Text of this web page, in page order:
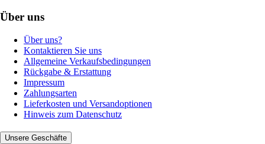
Über uns
Über uns?
Kontaktieren Sie uns
Allgemeine Verkaufsbedingungen
Rückgabe & Erstattung
Impressum
Zahlungsarten
Lieferkosten und Versandoptionen
Hinweis zum Datenschutz
Unsere Geschäfte